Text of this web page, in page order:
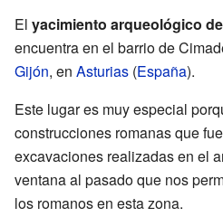
El yacimiento arqueológico
encuentra en el barrio de
Gijón, en Asturias (España).
Este lugar es muy especial
construcciones romanas que
excavaciones realizadas en el
ventana al pasado que nos
los romanos en esta zona.